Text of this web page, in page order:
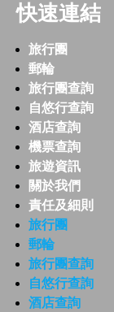
快速連結
旅行團
郵輪
旅行團查詢
自悠行查詢
酒店查詢
機票查詢
旅遊資訊
關於我們
責任及細則
旅行團
郵輪
旅行團查詢
自悠行查詢
酒店查詢